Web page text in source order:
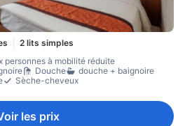
2 lits simples
personnes à mobilité réduite
Douche
douche + baignoire
Sèche-cheveux
les prix